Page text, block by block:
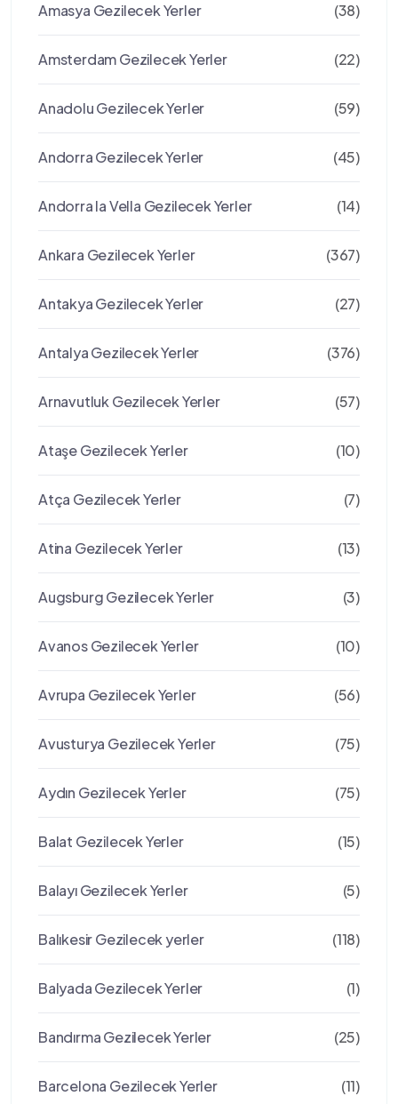
Amasya Gezilecek Yerler (38)
Amsterdam Gezilecek Yerler (22)
Anadolu Gezilecek Yerler (59)
Andorra Gezilecek Yerler (45)
Andorra la Vella Gezilecek Yerler (14)
Ankara Gezilecek Yerler (367)
Antakya Gezilecek Yerler (27)
Antalya Gezilecek Yerler (376)
Arnavutluk Gezilecek Yerler (57)
Ataşe Gezilecek Yerler (10)
Atça Gezilecek Yerler (7)
Atina Gezilecek Yerler (13)
Augsburg Gezilecek Yerler (3)
Avanos Gezilecek Yerler (10)
Avrupa Gezilecek Yerler (56)
Avusturya Gezilecek Yerler (75)
Aydın Gezilecek Yerler (75)
Balat Gezilecek Yerler (15)
Balayı Gezilecek Yerler (5)
Balıkesir Gezilecek yerler (118)
Balyada Gezilecek Yerler (1)
Bandırma Gezilecek Yerler (25)
Barcelona Gezilecek Yerler (11)